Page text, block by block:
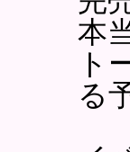
本
ト
る